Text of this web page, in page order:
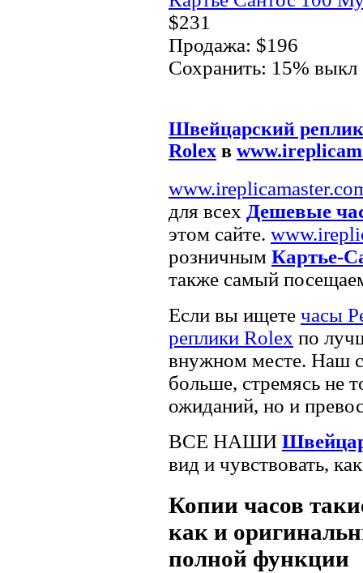
$231
Продажа: $196
Сохранить: 15% выкл
Швейцарский
Rolex в
для всех Дешевые
этом сайте.
розничным Картье-
также самый
Если вы ищете часы
реплики Rolex по
внужном месте. Наш
больше, стремясь не
ожиданий, но и
ВСЕ НАШИ
вид и чувствовать,
Копии часов
как и
полной функции